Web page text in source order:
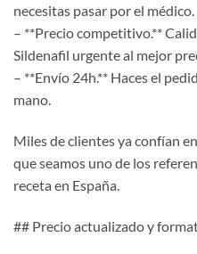
necesitas pasar por el médico.
– **Precio competitivo.**
Sildenafil urgente al mejor
– **Envío 24h.** Haces el
mano.
Miles de clientes ya confían
que seamos uno de los
receta en España.
## Precio actualizado y